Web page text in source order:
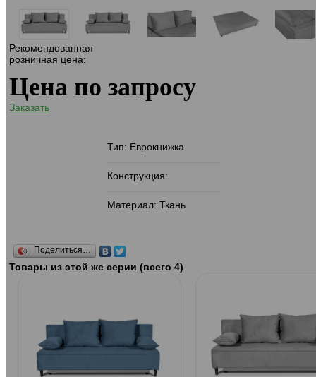
Рекомендованная
розничная цена:
Цена по запросу
Заказать
Тип: Еврокнижка
Конструкция:
Материал: Ткань
Поделиться…
Товары из этой же серии (всего 4)